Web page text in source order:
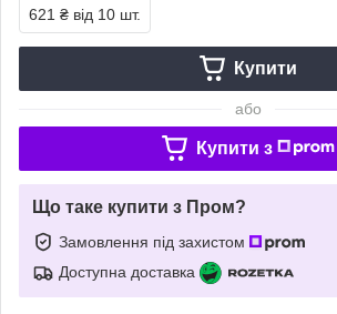
621 ₴ від 10 шт.
Купити
або
Купити з
Що таке купити з Пром?
Замовлення під захистом
Доступна доставка